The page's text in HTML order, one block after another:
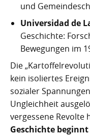
und
Universidad de
Geschichte:
Bewegungen im
Die
kein isoliertes
sozialer
Ungleichheit
vergessene Revolte
Geschichte